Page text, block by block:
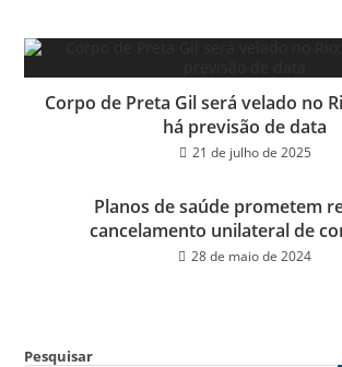
Corpo de Preta Gil será velado no
há previsão de data
21 de julho de 2025
Planos de saúde prometem
cancelamento unilateral de
28 de maio de 2024
Pesquisar